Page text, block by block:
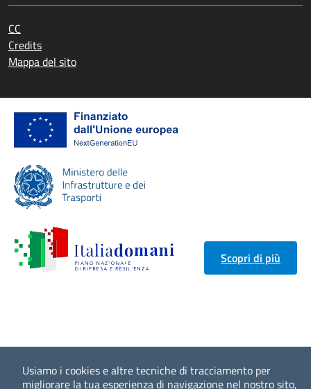
Usiamo i cookies e altre tecniche di tracciamento per
migliorare la tua esperienza di navigazione nel nostro sito,
CC
Credits
Mappa del sito
Scopri di più